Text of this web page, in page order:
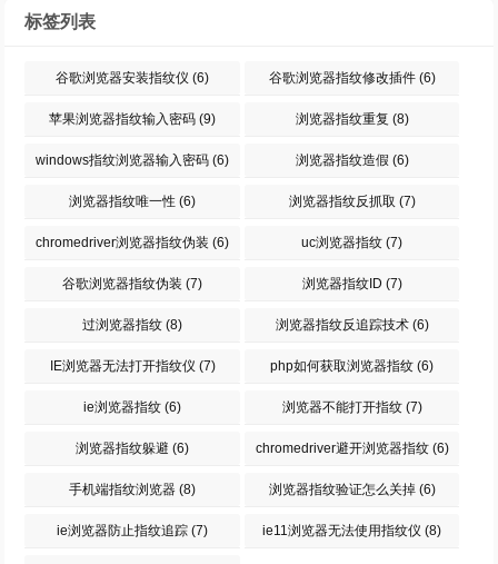
标签列表
谷歌浏览器安装指纹仪 (6) 谷歌浏览器指纹修改插件(6)
苹果浏览器指纹输入密码 (9) 浏览器指纹重复 (8)
windows指纹浏览器输入密码 (6) 浏览器指纹造假 (6)
浏览器指纹唯一性 (6) 浏览器指纹反抓取 (7)
chromedriver浏览器指纹伪装 (6) uc浏览器指纹 (7)
谷歌浏览器指纹伪装 (7) 浏览器指纹ID (7)
过浏览器指纹 (8) 浏览器指纹反追踪技术(6)
IE浏览器无法打开指纹仪 (7) php如何获取浏览器指纹 (6)
ie浏览器指纹 (6) 浏览器不能打开指纹(7)
浏览器指纹躲避 (6) chromedriver避开浏览器指纹(6)
手机端指纹浏览器 (8) 浏览器指纹验证怎么关掉(6)
ie浏览器防止指纹追踪 (7) ie11浏览器无法使用指纹仪 (8)